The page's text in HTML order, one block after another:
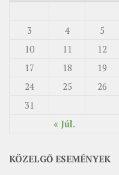
« Júl.
3
4 5
10
11 12
17
18 19
24
25 26
31
KÖZELGŐ ESEMÉNYEK